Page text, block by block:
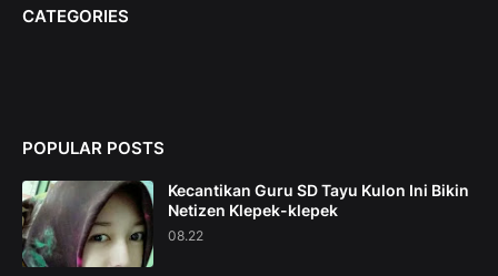
CATEGORIES
POPULAR POSTS
Kecantikan Guru SD Tayu Kulon Ini Bikin
Netizen Klepek-klepek
08.22